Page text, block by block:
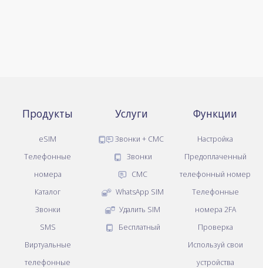
Продукты
eSIM
Телефонные
номера
Каталог
Звонки
SMS
Виртуальные
телефонные
Услуги
Звонки + СМС
Звонки
СМС
WhatsApp SIM
Удалить SIM
Бесплатный
Функции
Настройка
Предоплаченный
телефонный номер
Телефонные
номера 2FA
Проверка
Используй свои
устройства